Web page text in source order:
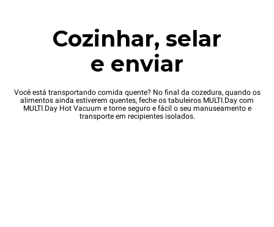
Cozinhar, selar
e enviar
Você está transportando comida quente? No final da cozedura, quando os
alimentos ainda estiverem quentes, feche os tabuleiros MULTI.Day com
MULTI.Day Hot Vacuum e torne seguro e fácil o seu manuseamento e
transporte em recipientes isolados.